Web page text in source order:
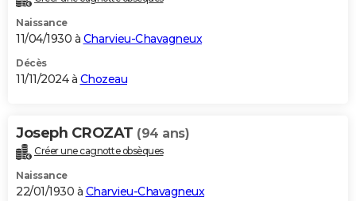
Naissance
11/04/1930 à Charvieu-Chavagneux
Décès
11/11/2024 à Chozeau
Joseph CROZAT (94 ans)
Créer une cagnotte obsèques
Naissance
22/01/1930 à Charvieu-Chavagneux